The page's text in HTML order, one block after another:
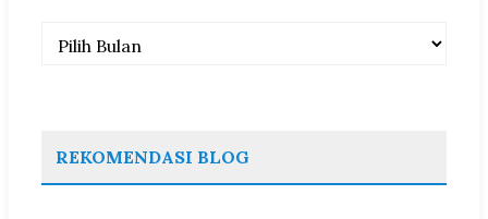
Arsip
REKOMENDASI BLOG